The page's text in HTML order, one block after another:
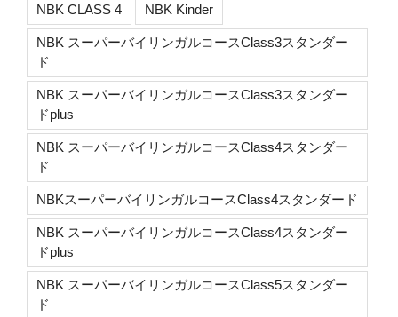
NBK CLASS 4 NBK Kinder
NBK スーパーバイリンガルコースClass3スタンダー
ド
NBK スーパーバイリンガルコースClass3スタンダー
ドplus
NBK スーパーバイリンガルコースClass4スタンダー
ド
NBKスーパーバイリンガルコースClass4スタンダード
NBK スーパーバイリンガルコースClass4スタンダー
ドplus
NBK スーパーバイリンガルコースClass5スタンダー
ド